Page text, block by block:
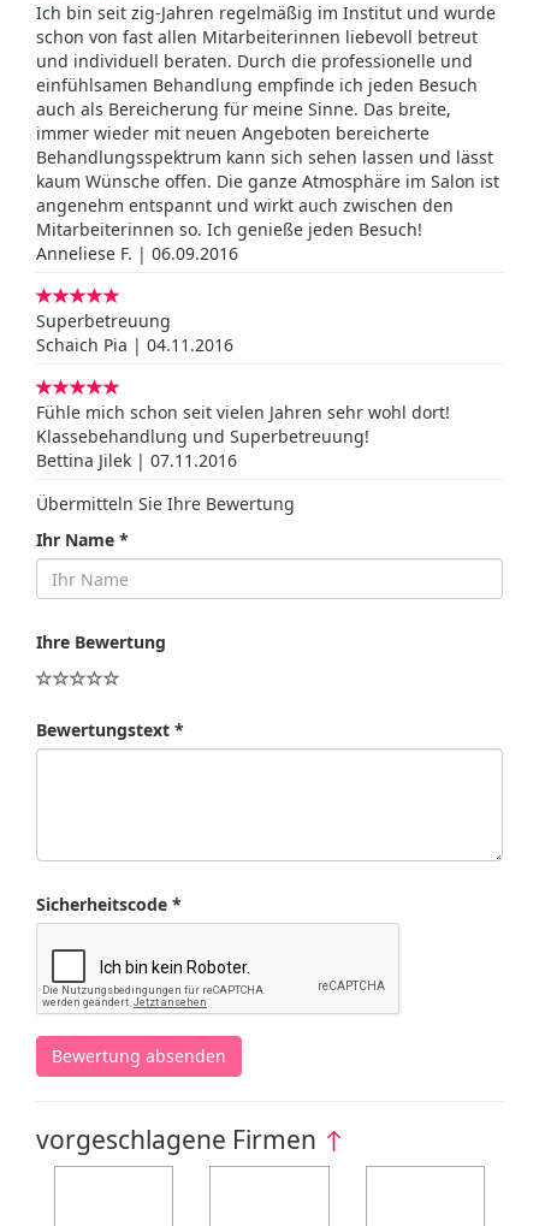
Ich bin seit zig-Jahren regelmäßig im Institut und wurde
schon von fast allen Mitarbeiterinnen liebevoll betreut
und individuell beraten. Durch die professionelle und
einfühlsamen Behandlung empfinde ich jeden Besuch
auch als Bereicherung für meine Sinne. Das breite,
immer wieder mit neuen Angeboten bereicherte
Behandlungsspektrum kann sich sehen lassen und lässt
kaum Wünsche offen. Die ganze Atmosphäre im Salon ist
angenehm entspannt und wirkt auch zwischen den
Mitarbeiterinnen so. Ich genieße jeden Besuch!
Anneliese F. | 06.09.2016
Superbetreuung
Schaich Pia | 04.11.2016
Fühle mich schon seit vielen Jahren sehr wohl dort!
Klassebehandlung und Superbetreuung!
Bettina Jilek | 07.11.2016
Übermitteln Sie Ihre Bewertung
Ihr Name *
Ihre Bewertung
Bewertungstext *
Sicherheitscode *
Bewertung absenden
vorgeschlagene Firmen ↑